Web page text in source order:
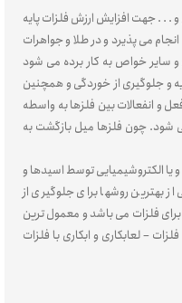
و . . . جهت افزایش ارزش فلزات پایه
می پذیرد و در طلا و جواهرات
سایر خواص به کار برده می شود
و جلوگیری از خوردگی و همچنین
و انفعالات بین فلزها به واسطه
چون فلزها میل بازگشت به
الکتروشیمیایی توسط اسیدها و
بهترین روشها برای جلوگیری از
فلزات می باشد و معمول ترین
– لعابکاری و ابکاری با فلزات